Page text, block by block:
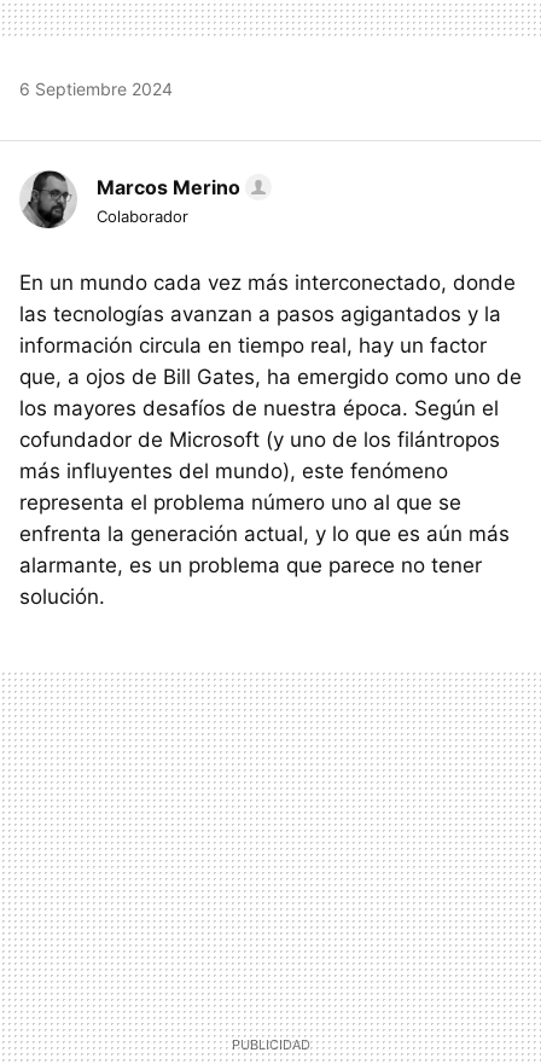
6 Septiembre 2024
Marcos Merino
Colaborador
En un mundo cada vez más interconectado, donde
las tecnologías avanzan a pasos agigantados y la
información circula en tiempo real, hay un factor
que, a ojos de Bill Gates, ha emergido como uno de
los mayores desafíos de nuestra época. Según el
cofundador de Microsoft (y uno de los filántropos
más influyentes del mundo), este fenómeno
representa el problema número uno al que se
enfrenta la generación actual, y lo que es aún más
alarmante, es un problema que parece no tener
solución.